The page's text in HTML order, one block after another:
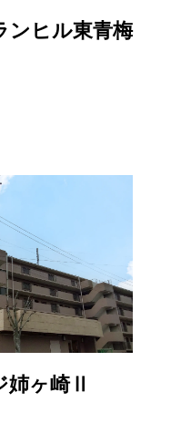
ンヒル東青梅
姉ヶ崎Ⅱ